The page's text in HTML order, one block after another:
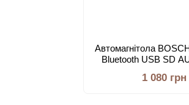
Автомагнітола
Bluetooth USB SD
1 080 грн